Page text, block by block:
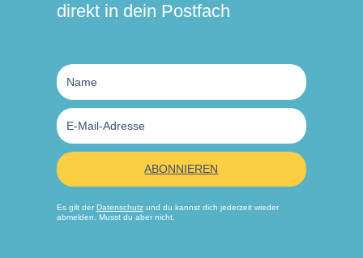
direkt in dein Postfach
ABONNIEREN
Es gilt der Datenschutzund du kannst dich jederzeit wieder
abmelden. Musst du aber nicht.